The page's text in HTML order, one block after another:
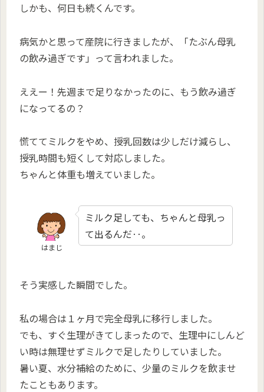
しかも、何日も続くんです。
病気かと思って産院に行きましたが、「たぶん母乳
の飲み過ぎです」って言われました。
ええー！先週まで足りなかったのに、もう飲み過ぎ
になってるの？
慌ててミルクをやめ、授乳回数は少しだけ減らし、
授乳時間も短くして対応しました。
ちゃんと体重も増えていました。
はまじ
ミルク足しても、ちゃんと母乳っ
て出るんだ‥。
そう実感した瞬間でした。
私の場合は１ヶ月で完全母乳に移行しました。
でも、すぐ生理がきてしまったので、生理中にしんど
い時は無理せずミルクで足したりしていました。
暑い夏、水分補給のために、少量のミルクを飲ませ
たこともあります。